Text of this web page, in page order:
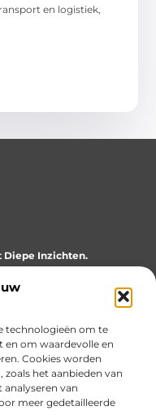
technologieën om te
en om waardevolle en
Cookies worden
het aanbieden van
analyseren van
meer gedetailleerde
en logistiek,
Diepe Inzichten.
en artikelen die je
bieden.